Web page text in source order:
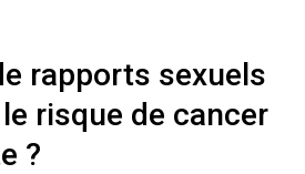
rapports sexuels
risque de cancer
?